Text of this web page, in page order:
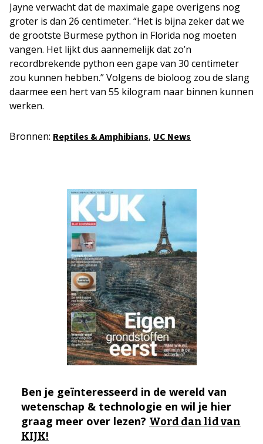
Jayne verwacht dat de maximale gape overigens nog
groter is dan 26 centimeter. “Het is bijna zeker dat we
de grootste Burmese python in Florida nog moeten
vangen. Het lijkt dus aannemelijk dat zo’n
recordbrekende python een gape van 30 centimeter
zou kunnen hebben.” Volgens de bioloog zou de slang
daarmee een hert van 55 kilogram naar binnen kunnen
werken.
Bronnen: Reptiles & Amphibians, UC News
Ben je geïnteresseerd in de wereld van
wetenschap & technologie en wil je hier
graag meer over lezen? Word dan lid van
KIJK!